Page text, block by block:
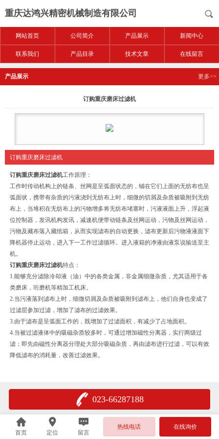
重庆达鸿兴精密机械制造有限公司
网站首页 公司简介 产品展示 新闻中心
联系我们 产品目录 技术文章 在线留言
产品展示 更多>>
订购重庆磨床过滤机
订购重庆磨床过滤机
订购重庆磨床过滤机工作原理：
工作时传动机构上的链条、丝网是呈弧面状态的，铺在它们上面的无纺布也呈
弧面状，携带有杂质的污液浇到无纺布上时，细微的切屑及杂质被吸附到无纺
布上，当堆积在无纺布上的污物增多将无纺布堵塞时，污液液面上升，浮起液
位控制器，发讯机构发讯，减速机便带动链条及丝网运动，污物及丝网运动，
污物及藏布落入藏纸箱，从而实现滤布的自动更换，滤布更新后污物液液面下
降机器停止运动，进入下一工作过滤循环。进入液箱的净液由液泵说输送至主
机。
订购重庆磨床过滤机特点：
1.能够充分滤除冷却液（油）中的各类金属，非金属细微杂质，尤其适用于各
类磨床，珩磨机等精加工机床。
2.当污液落到滤布上时，细微切屑及杂质被吸附到滤布上，他们自身也变成了
过滤层参加过滤，增加了滤布的过滤效果。
3.由于滤布是呈弧面工作的，既增加了过滤面积，有减少了占地面积。
4.当被过滤液体中的吸磁杂质较多时，可通过增加磁性分离器，实行两级过
滤；即先由磁性分离器分理处大部分吸磁杂质，再由滤布进行过滤，可以有效
降低滤布的消耗量，改善过滤效果。
023-66287188
首页 定位 留言
热线电话 在线询价